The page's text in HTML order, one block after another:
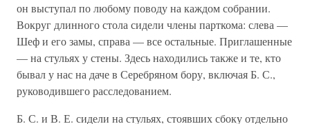
он выступал по любому поводу на каждом собрании.
Вокруг длинного стола сидели члены парткома: слева —
Шеф и его замы, справа — все остальные. Приглашенные
— на стульях у стены. Здесь находились также и те, кто
бывал у нас на даче в Серебряном бору, включая Б. С.,
руководившего расследованием.
Б. С. и В. Е. сидели на стульях, стоявших сбоку отдельно